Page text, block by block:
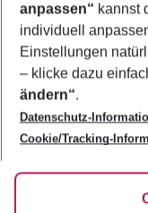
Footer
Footer navigation
Über uns
AGB
Bestpreisgarantie
Cookie-
Cookie-Richtlinie
Agenturbetreuung
Barrierefreies Reisen
FAQ
HanseMerkur
Folge uns
anpassen“ kannst
individuell
Einstellungen
– klicke dazu
ändern“.
Datenschutz-
Cookie/Tracking-